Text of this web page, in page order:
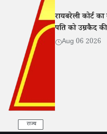
राज्य
रायबरेली कोर्ट
पति को उम्रकैद
Aug 06 2026